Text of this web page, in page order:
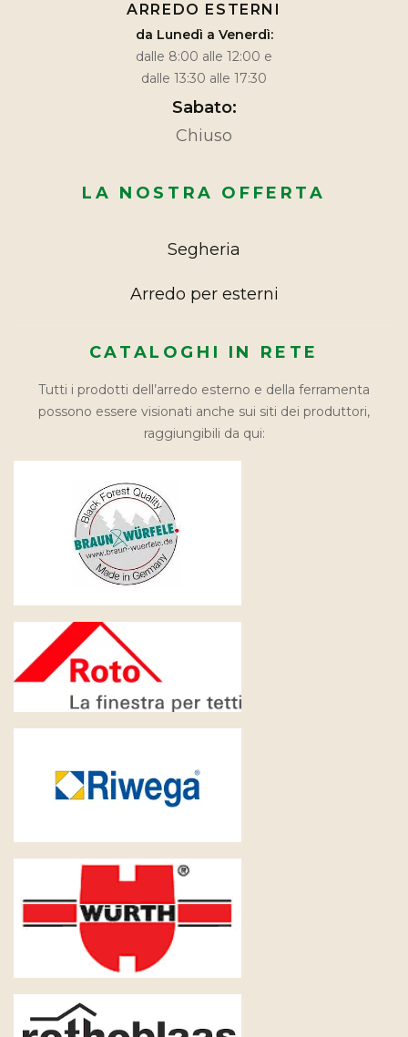
ARREDO ESTERNI
da Lunedì a Venerdì:
dalle 8:00 alle 12:00 e
dalle 13:30 alle 17:30
Sabato:
Chiuso
LA NOSTRA OFFERTA
Segheria
Arredo per esterni
CATALOGHI IN RETE
Tutti i prodotti dell’arredo esterno e della ferramenta
possono essere visionati anche sui siti dei produttori,
raggiungibili da qui: